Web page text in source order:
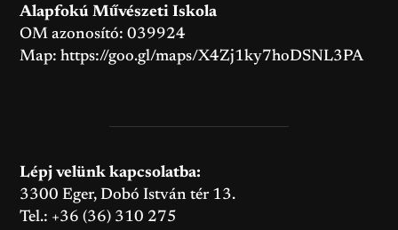
Alapfokú Művészeti Iskola
OM azonosító: 039924
Map:https://goo.gl/maps/X4Zj1ky7hoDSNL3PA
Lépj velünk kapcsolatba:
3300 Eger, Dobó István tér 13.
Tel.: +36 (36) 310 275